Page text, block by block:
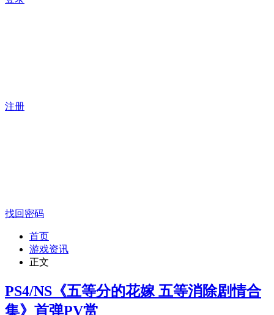
注册
找回密码
首页
游戏资讯
正文
PS4/NS《五等分的花嫁 五等消除剧情合
集》首弹PV赏